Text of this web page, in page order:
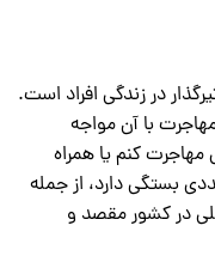
در زندگی افراد است.
با آن مواجه
کنم یا همراه
بستگی دارد، از جمله
در کشور مقصد و